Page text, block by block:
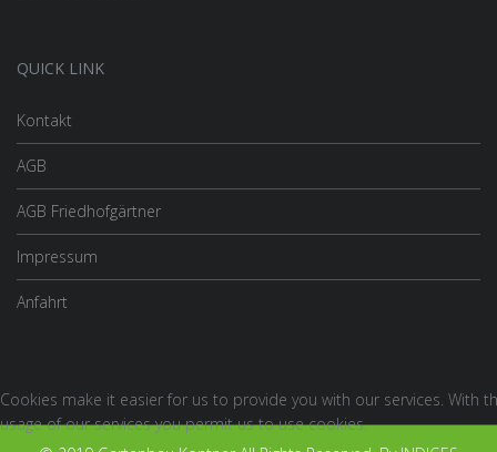
QUICK LINK
Kontakt
AGB
AGB Friedhofgärtner
Impressum
Anfahrt
Cookies make it easier for us to provide you with our services. With
usage of our services you permit us to use cookies.